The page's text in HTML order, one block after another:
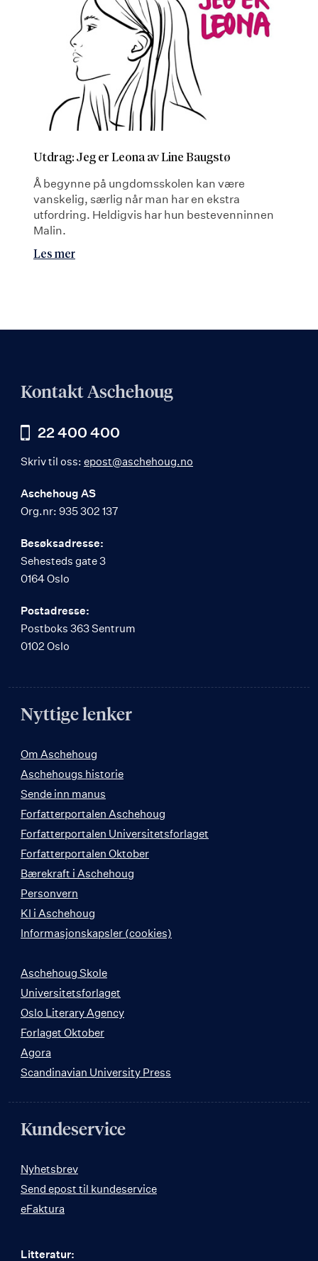
Utdrag: Jeg er Leona av Line Baugstø
Å begynne på ungdomsskolen kan være
vanskelig, særlig når man har en ekstra
utfordring. Heldigvis har hun bestevenninnen
Malin.
Les mer
Kontakt Aschehoug
22 400 400
Skriv til oss: epost@aschehoug.no
Aschehoug AS
Org.nr: 935 302 137
Besøksadresse:
Sehesteds gate 3
0164 Oslo
Postadresse:
Postboks 363 Sentrum
0102 Oslo
Nyttige lenker
Om Aschehoug
Aschehougs historie
Sende inn manus
Forfatterportalen Aschehoug
Forfatterportalen Universitetsforlaget
Forfatterportalen Oktober
Bærekraft i Aschehoug
Personvern
KI i Aschehoug
Informasjonskapsler (cookies)
Aschehoug Skole
Universitetsforlaget
Oslo Literary Agency
Forlaget Oktober
Agora
Scandinavian University Press
Kundeservice
Nyhetsbrev
Send epost til kundeservice
eFaktura
Litteratur: